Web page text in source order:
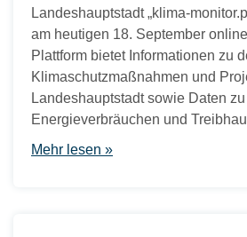
Landeshauptstadt „klima-
am heutigen 18. September
Plattform bietet Informationen zu
Klimaschutzmaßnahmen und
Landeshauptstadt sowie Daten zu
Energieverbräuchen und
Mehr lesen »